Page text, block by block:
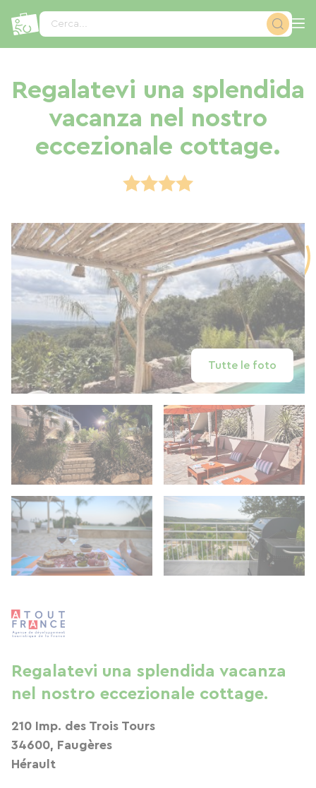
Cerca...
Regalatevi una splendida
vacanza nel nostro
eccezionale cottage.
Tutte le foto
Regalatevi una splendida vacanza
nel nostro eccezionale cottage.
210 Imp. des Trois Tours
34600, Faugères
Hérault
Pannello di gestione dei cookies